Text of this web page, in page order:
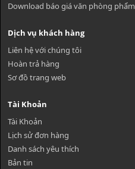
Download báo giá văn phòng phẩm
Dịch vụ khách hàng
Liên hệ với chúng tôi
Hoàn trả hàng
Sơ đồ trang web
Tài Khoản
Tài Khoản
Lịch sử đơn hàng
Danh sách yêu thích
Bản tin